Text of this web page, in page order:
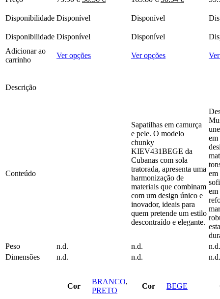
original
75.90 €.
original
169.80 €. 50.94 €.
Disponibilidade Disponível Disponível
Disponibilidade Disponível Disponível
Adicionar ao
carrinho
Ver opçõesThis
Ver opçõesThis
be
chosen
the
product
page
Descrição
Conteúdo
Sapatilhas em camurça
e pele. O modelo
chunky
KIEV431BEGE da
Cubanas com sola
tratorada, apresenta uma
harmonização de
materiais que combinam
com um design único e
inovador, ideais para
quem pretende um estilo
descontraído e elegante.
em
em
em
Peso
n.d. n.d.
n.d.
Dimensões
n.d. n.d. n.d.
Cor
BRANCO,
PRETO
Cor BEGE